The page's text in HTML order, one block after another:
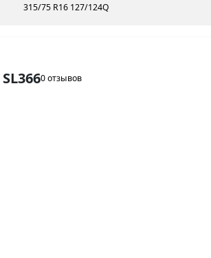
315/75 R16 127/124Q
0 отзывов